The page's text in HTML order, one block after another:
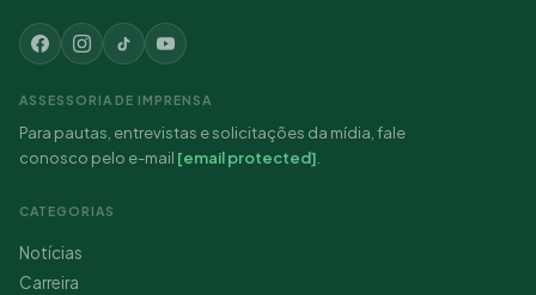
ASSESSORIA DE IMPRENSA
Para pautas, entrevistas e solicitações da mídia, fale
conosco pelo e-mail [email protected].
CATEGORIAS
Notícias
Carreira